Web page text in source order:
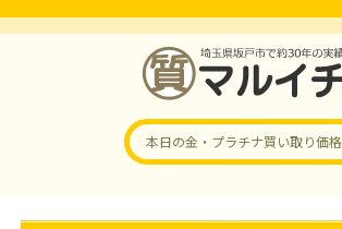
本日の金・プラチナ買い取り価格